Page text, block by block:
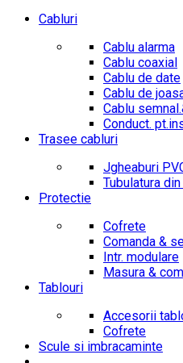
Cabluri
Cablu alarma
Cablu coaxial
Cablu de date
Cablu de
Cablu
Conduct.
Trasee cabluri
Jgheaburi
Tubulatura
Protectie
Cofrete
Comanda &
Intr. modulare
Masura &
Tablouri
Accesorii
Cofrete
Scule si imbracaminte